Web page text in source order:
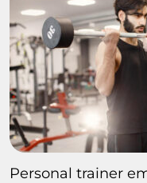
Personal trainer